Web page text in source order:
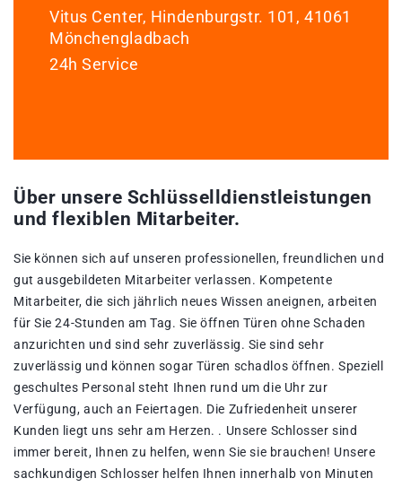
Vitus Center, Hindenburgstr. 101, 41061
Mönchengladbach
24h Service
Über unsere Schlüsselldienstleistungen
und flexiblen Mitarbeiter.
Sie können sich auf unseren professionellen, freundlichen und
gut ausgebildeten Mitarbeiter verlassen. Kompetente
Mitarbeiter, die sich jährlich neues Wissen aneignen, arbeiten
für Sie 24-Stunden am Tag. Sie öffnen Türen ohne Schaden
anzurichten und sind sehr zuverlässig. Sie sind sehr
zuverlässig und können sogar Türen schadlos öffnen. Speziell
geschultes Personal steht Ihnen rund um die Uhr zur
Verfügung, auch an Feiertagen. Die Zufriedenheit unserer
Kunden liegt uns sehr am Herzen. . Unsere Schlosser sind
immer bereit, Ihnen zu helfen, wenn Sie sie brauchen! Unsere
sachkundigen Schlosser helfen Ihnen innerhalb von Minuten